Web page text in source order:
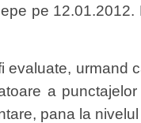
pe
evaluate, urmand
a
pana la